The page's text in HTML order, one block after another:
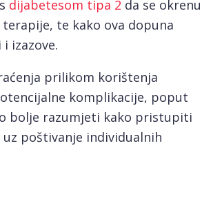
dijabetesom tipa 2 da se okrenu
te kako ova dopuna
izazove.
prilikom korištenja
komplikacije, poput
bolje razumjeti kako pristupiti
poštivanje individualnih